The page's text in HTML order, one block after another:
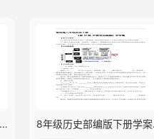
8年级历史部编版下册学案